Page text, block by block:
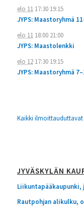
elo 1117:30 19:15
JYPS: Maastoryhmä
elo 1118:00 21:00
JYPS: Maastolenkki
elo 1217:30 19:15
JYPS: Maastoryhmä
Kaikki
JYVÄSKYLÄN
Rautpohjan alikulku,